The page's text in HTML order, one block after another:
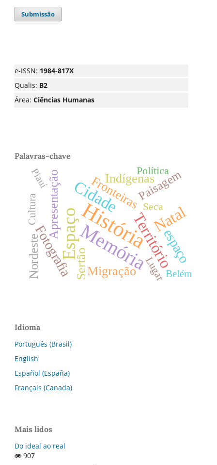
Submissão
e-ISSN: 1984-817X
Qualis: B2
Área: Ciências Humanas
Palavras-chave
História
Memória
Espaço
Cidade
Território
Natal
Fotografia espaço
Migração
Fronteiras
Sertão
Apresentação Indígenas
Nordeste
Paisagem
Seca
Política
Lugar
Cultura
Piauí
Belém
Idioma
Português (Brasil)
English
Español (España)
Français (Canada)
Mais lidos
Do ideal ao real
907